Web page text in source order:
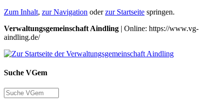
Zum Inhalt, zur Navigation oderzur Startseite springen.
Verwaltungsgemeinschaft Aindling | Online: https://www.vg-
aindling.de/
Suche VGem